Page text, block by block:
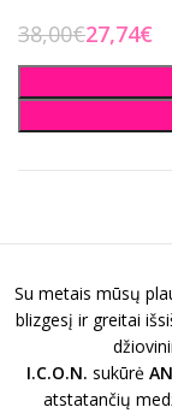
38,00€27,74€
Su metais mūsų
blizgesį ir greitai
I.C.O.N. sukūrė
atstatančių